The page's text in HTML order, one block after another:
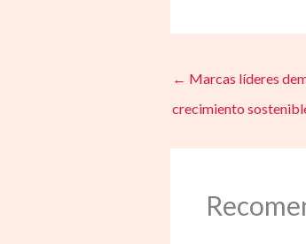
← Marcas líderes
crecimiento